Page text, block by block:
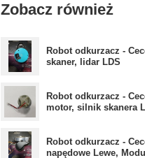
Zobacz również
Robot odkurzacz -
skaner, lidar LDS
Robot odkurzacz -
motor, silnik skanera
Robot odkurzacz -
napędowe Lewe,